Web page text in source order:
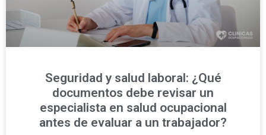
Seguridad y salud laboral: ¿Qué
documentos debe revisar un
especialista en salud ocupacional
antes de evaluar a un trabajador?